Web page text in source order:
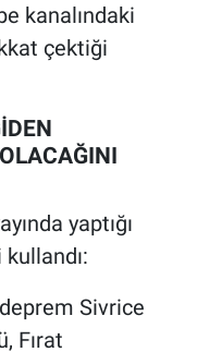
kanalındaki
çektiği
yaptığı
Sivrice
Fırat